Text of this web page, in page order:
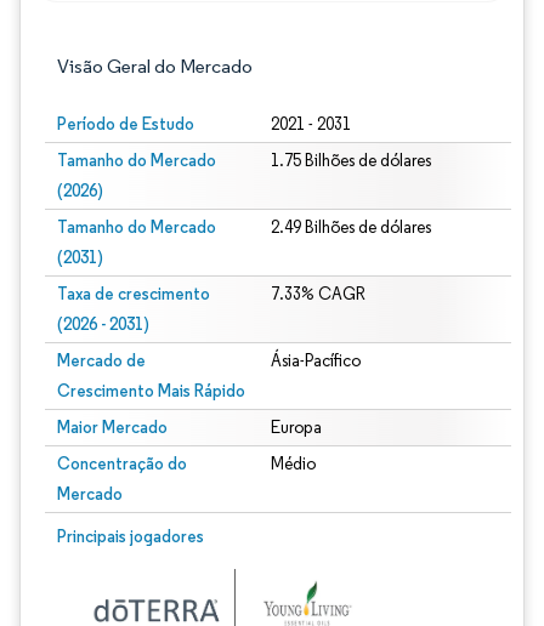
Visão Geral do Mercado
Período de Estudo 2021 - 2031
Tamanho do Mercado
(2026)
1.75 Bilhões de dólares
Tamanho do Mercado
(2031)
2.49 Bilhões de dólares
Taxa de crescimento
(2026 - 2031)
7.33% CAGR
Mercado de
Crescimento Mais Rápido
Ásia-Pacífico
Maior Mercado Europa
Concentração do
Mercado
Médio
Principais jogadores
Imagem © Mordor Intelligence. O reuso requer atribuição conforme CC BY 4.0.